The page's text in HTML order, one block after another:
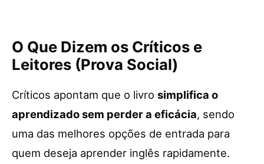
O Que Dizem os Críticos e
Leitores (Prova Social)
Críticos apontam que o livro simplifica o
aprendizado sem perder a eficácia, sendo
uma das melhores opções de entrada para
quem deseja aprender inglês rapidamente.